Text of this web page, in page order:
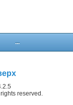
...
reserved.